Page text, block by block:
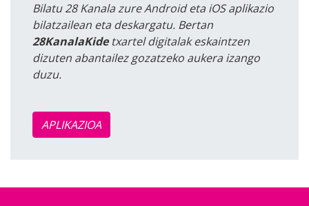
Bilatu 28 Kanala zure Android eta iOS aplikazio
bilatzailean eta deskargatu. Bertan
28KanalaKidetxartel digitalak eskaintzen
dizuten abantailez gozatzeko aukera izango
duzu.
APLIKAZIOA